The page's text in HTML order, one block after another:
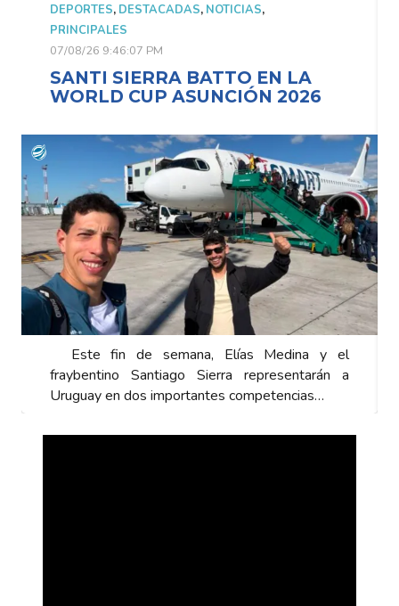
DEPORTES, DESTACADAS, NOTICIAS,
PRINCIPALES
07/08/26 9:46:07 PM
SANTI SIERRA BATTO EN LA
WORLD CUP ASUNCIÓN 2026
Este fin de semana, Elías Medina y el
fraybentino Santiago Sierra representarán a
Uruguay en dos importantes competencias…